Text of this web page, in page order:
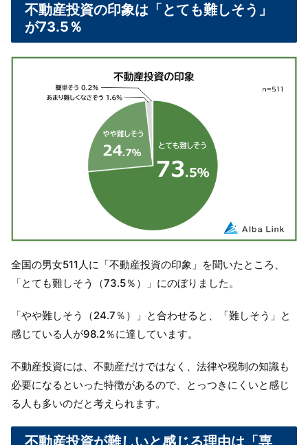
不動産投資の印象は「とても難しそう」
が73.5％
全国の男女511人に「不動産投資の印象」を聞いたところ、
「とても難しそう（73.5％）」にのぼりました。
「やや難しそう（24.7％）」と合わせると、「難しそう」と
感じている人が98.2％に達しています。
不動産投資には、不動産だけではなく、法律や税制の知識も
必要になるといった特徴があるので、とっつきにくいと感じ
る人も多いのだと考えられます。
不動産投資が難しいと感じる理由は「専